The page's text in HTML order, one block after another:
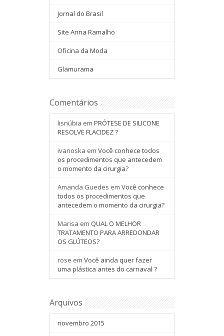
Jornal do Brasil
Site Anna Ramalho
Oficina da Moda
Glamurama
Comentários
lisnúbia em PRÓTESE DE SILICONE
RESOLVE FLACIDEZ ?
ivanoska em Você conhece todos
os procedimentos que antecedem
o momento da cirurgia?
Amanda Guedes em Você conhece
todos os procedimentos que
antecedem o momento da cirurgia?
Marisa em QUAL O MELHOR
TRATAMENTO PARA ARREDONDAR
OS GLÚTEOS?
rose em Você ainda quer fazer
uma plástica antes do carnaval ?
Arquivos
novembro 2015